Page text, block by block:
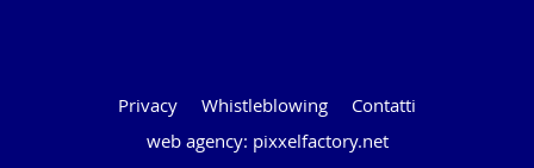
Privacy Whistleblowing
Contatti
web agency: pixxelfactory.net